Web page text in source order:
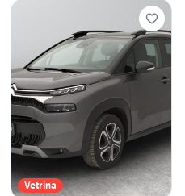
Vetrina